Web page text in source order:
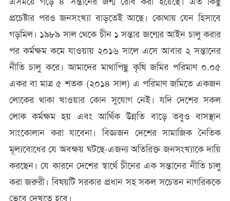
প্রচেষ্টার পরও জনসংখ্যা বাড়তেই আছে। কোথায় যেন হিসাবে
গড়মিল। ১৯৮৯ সাল থেকে চীন ১ সন্তার জন্মের আইন চালু করার
পর কর্মক্ষম কমে যাওয়ায় ২০১৬ সালে এসে আবার ২ সন্তানের
নীতি চালু করে। আমাদের মাথাপিছু কৃষি জমির পরিমাণ ০.০৫
একর বা মাত্র ৫ শতক (২০১৪ সাল) এ পরিমাণ জমিতে একজন
লোকের থাকা খাওয়ার কোন সুযোগ নেই। যদি দেশের সকল
লোক কর্মক্ষম হয় এবং আর্থিক উন্নতি বাড়ে তবুও বাসস্থান
সাংকোলান করা যাবেনা। বিজ্ঞজন দেশের সামাজিক নৈতিক
মূল্যবোধের যে অবক্ষয় ঘটছে-এজন্য অতিরিক্ত জনসংখ্যাকে দায়ি
করছেন। যে কারনে দেশের স্বার্থে চীনের এক সন্তানের নীতি চালু
করা জরুরী। বিষয়টি সরকার প্রধান সহ সকল সচেতন নাগরিককে